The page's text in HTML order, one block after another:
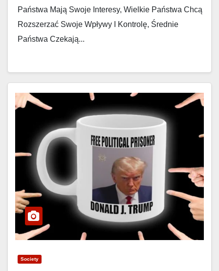
Państwa Mają Swoje Interesy, Wielkie Państwa Chcą
Rozszerzać Swoje Wpływy I Kontrolę, Średnie
Państwa Czekają...
Society